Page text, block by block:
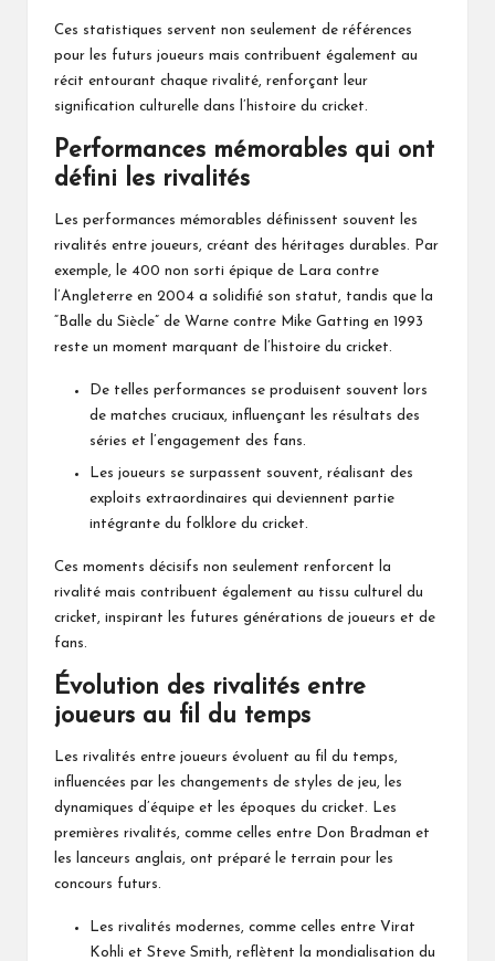
Ces statistiques servent non seulement de références
pour les futurs joueurs mais contribuent également au
récit entourant chaque rivalité, renforçant leur
signification culturelle dans l’histoire du cricket.
Performances mémorables qui ont
défini les rivalités
Les performances mémorables définissent souvent les
rivalités entre joueurs, créant des héritages durables. Par
exemple, le 400 non sorti épique de Lara contre
l’Angleterre en 2004 a solidifié son statut, tandis que la
“Balle du Siècle” de Warne contre Mike Gatting en 1993
reste un moment marquant de l’histoire du cricket.
De telles performances se produisent souvent lors
de matches cruciaux, influençant les résultats des
séries et l’engagement des fans.
Les joueurs se surpassent souvent, réalisant des
exploits extraordinaires qui deviennent partie
intégrante du folklore du cricket.
Ces moments décisifs non seulement renforcent la
rivalité mais contribuent également au tissu culturel du
cricket, inspirant les futures générations de joueurs et de
fans.
Évolution des rivalités entre
joueurs au fil du temps
Les rivalités entre joueurs évoluent au fil du temps,
influencées par les changements de styles de jeu, les
dynamiques d’équipe et les époques du cricket. Les
premières rivalités, comme celles entre Don Bradman et
les lanceurs anglais, ont préparé le terrain pour les
concours futurs.
Les rivalités modernes, comme celles entre Virat
Kohli et Steve Smith, reflètent la mondialisation du